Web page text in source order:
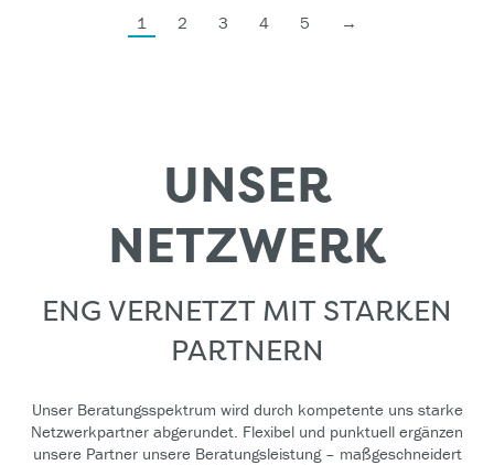
1 2 3 4 5 →
UNSER
NETZWERK
ENG VERNETZT MIT STARKEN
PARTNERN
Unser Beratungsspektrum wird durch kompetente uns starke
Netzwerkpartner abgerundet. Flexibel und punktuell ergänzen
unsere Partner unsere Beratungsleistung – maßgeschneidert